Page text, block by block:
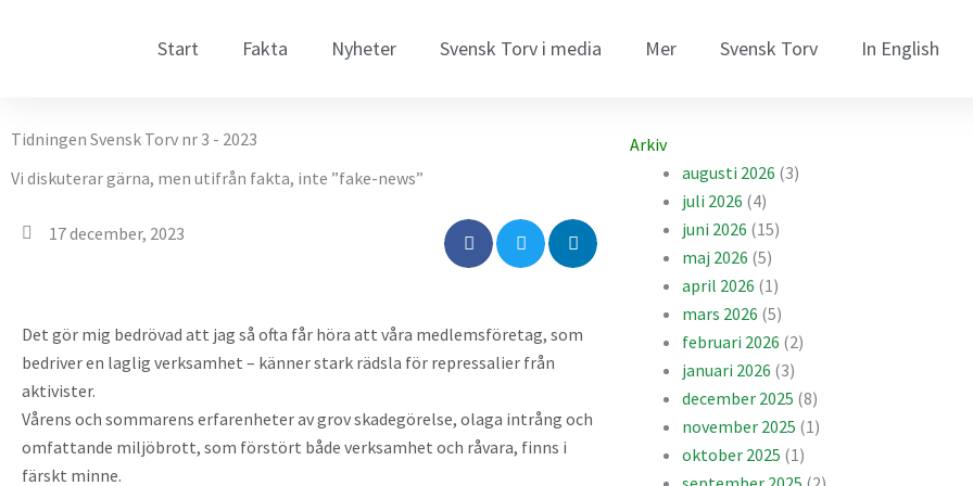
Start Fakta Nyheter Svensk Torv i media Mer Svensk Torv In English
Tidningen Svensk Torv nr 3 - 2023
Vi diskuterar gärna, men utifrån fakta, inte ”fake-news”
17 december, 2023
Det gör mig bedrövad att jag så ofta får höra att våra medlemsföretag, som
bedriver en laglig verksamhet – känner stark rädsla för repressalier från
aktivister.
Vårens och sommarens erfarenheter av grov skadegörelse, olaga intrång och
omfattande miljöbrott, som förstört både verksamhet och råvara, finns i
färskt minne.
Arkiv
augusti 2026 (3)
juli 2026 (4)
juni 2026 (15)
maj 2026 (5)
april 2026 (1)
mars 2026 (5)
februari 2026 (2)
januari 2026 (3)
december 2025 (8)
november 2025 (1)
oktober 2025 (1)